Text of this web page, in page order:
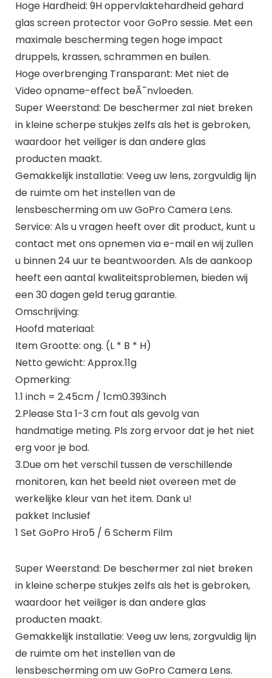
Hoge Hardheid: 9H oppervlaktehardheid gehard
glas screen protector voor GoPro sessie. Met een
maximale bescherming tegen hoge impact
druppels, krassen, schrammen en builen.
Hoge overbrenging Transparant: Met niet de
Video opname-effect beÃ¯nvloeden.
Super Weerstand: De beschermer zal niet breken
in kleine scherpe stukjes zelfs als het is gebroken,
waardoor het veiliger is dan andere glas
producten maakt.
Gemakkelijk installatie: Veeg uw lens, zorgvuldig lijn
de ruimte om het instellen van de
lensbescherming om uw GoPro Camera Lens.
Service: Als u vragen heeft over dit product, kunt u
contact met ons opnemen via e-mail en wij zullen
u binnen 24 uur te beantwoorden. Als de aankoop
heeft een aantal kwaliteitsproblemen, bieden wij
een 30 dagen geld terug garantie.
Omschrijving:
Hoofd materiaal:
Item Grootte: ong. (L * B * H)
Netto gewicht: Approx.11g
Opmerking:
1.1 inch = 2.45cm / 1cm0.393inch
2.Please Sta 1-3 cm fout als gevolg van
handmatige meting. Pls zorg ervoor dat je het niet
erg voor je bod.
3.Due om het verschil tussen de verschillende
monitoren, kan het beeld niet overeen met de
werkelijke kleur van het item. Dank u!
pakket Inclusief
1 Set GoPro Hro5 / 6 Scherm Film
Super Weerstand: De beschermer zal niet breken
in kleine scherpe stukjes zelfs als het is gebroken,
waardoor het veiliger is dan andere glas
producten maakt.
Gemakkelijk installatie: Veeg uw lens, zorgvuldig lijn
de ruimte om het instellen van de
lensbescherming om uw GoPro Camera Lens.